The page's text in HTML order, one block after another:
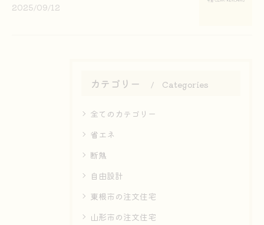
2025/09/12
カテゴリー Categories
全てのカテゴリー
省エネ
断熱
自由設計
東根市の注文住宅
山形市の注文住宅